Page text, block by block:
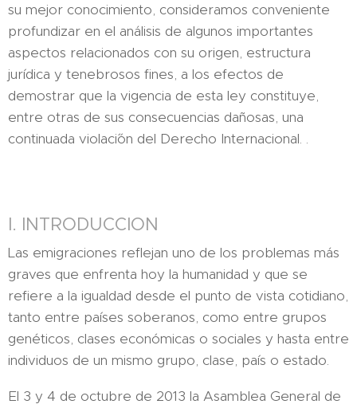
su mejor conocimiento, consideramos conveniente
profundizar en el análisis de algunos importantes
aspectos relacionados con su origen, estructura
jurídica y tenebrosos fines, a los efectos de
demostrar que la vigencia de esta ley constituye,
entre otras de sus consecuencias dañosas, una
continuada violaci´ón del Derecho Internacional. .
I. INTRODUCCION
Las emigraciones reflejan uno de los problemas más
graves que enfrenta hoy la humanidad y que se
refiere a la igualdad desde el punto de vista cotidiano,
tanto entre países soberanos, como entre grupos
genéticos, clases económicas o sociales y hasta entre
individuos de un mismo grupo, clase, país o estado.
El 3 y 4 de octubre de 2013 la Asamblea General de